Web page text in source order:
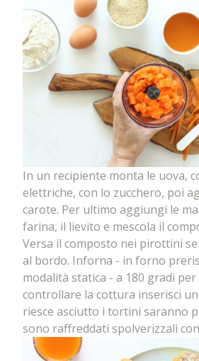
In un recipiente monta le uova,
elettriche, con lo zucchero, poi
carote. Per ultimo aggiungi le
farina, il lievito e mescola il
Versa il composto nei pirottini
al bordo. Inforna - in forno
modalità statica - a 180 gradi
controllare la cottura inserisci
riesce asciutto i tortini saranno
sono raffreddati spolverizzali